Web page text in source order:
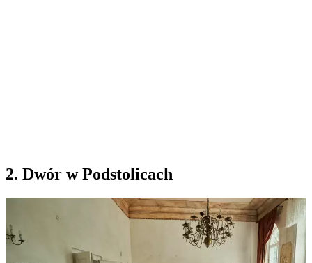
2. Dwór w Podstolicach